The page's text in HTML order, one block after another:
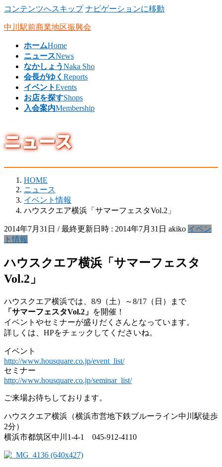
コンテンツへスキップ ナビゲーションに移動
中川駅前商業地区振興会
ホームHome
ニュースNews
なかしょうNaka Sho
会長がゆく Reports
イベントEvents
お店を探すShops
入会案内Membership
ニュース
HOME
ニュース
イベント情報
ハウスクエア横浜「サマーフェスタVol.2」
2014年7月31日 / 最終更新日時 : 2014年7月31日 akiko イベン
ト情報
ハウスクエア横浜「サマーフェスタ
Vol.2」
ハウスクエア横浜では、8/9（土）～8/17（日）まで
「サマーフェスタVol.2」 を開催！
イベントやセミナーが盛りだくさんとなっています。
詳しくは、HPをチェックしてくださいね。
イベント
http://www.housquare.co.jp/event_list/
セミナー
http://www.housquare.co.jp/seminar_list/
ご来場お待ちしております。
ハウスクエア横浜（横浜市営地下鉄ブルーライン中川駅徒歩
2分）
横浜市都筑区中川1-4-1 045-912-4110